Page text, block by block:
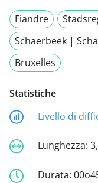
Fiandre
Schaerbeek |
Bruxelles
Statistiche
Livello di
Lunghezza:
Durata: